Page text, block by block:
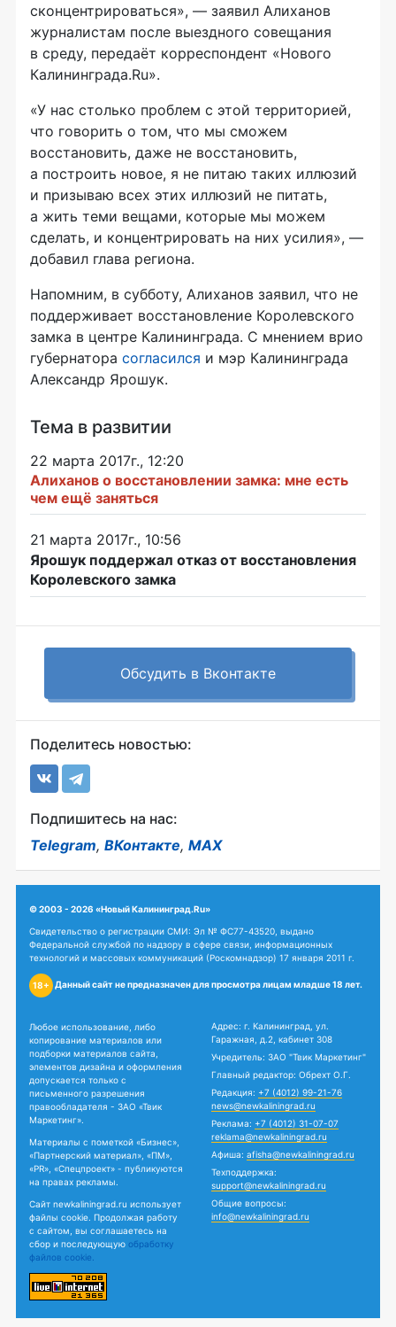
сконцентрироваться», — заявил Алиханов
журналистам после выездного совещания
в среду, передаёт корреспондент «Нового
Калининграда.Ru».
«У нас столько проблем с этой территорией,
что говорить о том, что мы сможем
восстановить, даже не восстановить,
а построить новое, я не питаю таких иллюзий
и призываю всех этих иллюзий не питать,
а жить теми вещами, которые мы можем
сделать, и концентрировать на них усилия», —
добавил глава региона.
Напомним, в субботу, Алиханов заявил, что не
поддерживает восстановление Королевского
замка в центре Калининграда. С мнением врио
губернатора согласился и мэр Калининграда
Александр Ярошук.
Тема в развитии
22 марта 2017г., 12:20
Алиханов о восстановлении замка: мне есть
чем ещё заняться
21 марта 2017г., 10:56
Ярошук поддержал отказ от восстановления
Королевского замка
Обсудить в Вконтакте
Поделитесь новостью:
Подпишитесь на нас:
Telegram, ВКонтакте, MAX
© 2003 - 2026 «Новый Калининград.Ru»
Свидетельство о регистрации СМИ: Эл № ФС77-43520, выдано
Федеральной службой по надзору в сфере связи, информационных
технологий и массовых коммуникаций (Роскомнадзор) 17 января 2011 г.
18+ Данный сайт не предназначен для просмотра лицам младше 18 лет.
Любое использование, либо
копирование материалов или
подборки материалов сайта,
элементов дизайна и оформления
допускается только с
письменного разрешения
правообладателя - ЗАО «Твик
Маркетинг».
Материалы с пометкой «Бизнес»,
«Партнерский материал», «ПМ»,
«PR», «Спецпроект» - публикуются
на правах рекламы.
Сайт newkaliningrad.ru использует
файлы cookie. Продолжая работу
с сайтом, вы соглашаетесь на
сбор и последующую обработку
файлов cookie.
Адрес: г. Калининград, ул.
Гаражная, д.2, кабинет 308
Учредитель: ЗАО "Твик Маркетинг"
Главный редактор: Обрехт О.Г.
Редакция: +7 (4012) 99-21-76
news@newkaliningrad.ru
Реклама: +7 (4012) 31-07-07
reklama@newkaliningrad.ru
Афиша: afisha@newkaliningrad.ru
Техподдержка:
support@newkaliningrad.ru
Общие вопросы:
info@newkaliningrad.ru